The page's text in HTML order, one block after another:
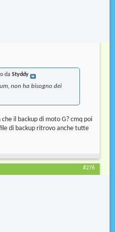
daStyddy
non ha bisogno dei
il backup di moto G? cmq poi
di backup ritrovo anche tutte
#276